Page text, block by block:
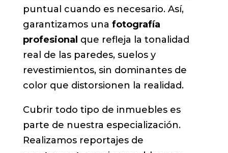
puntual cuando es necesario. Así,
garantizamos una fotografía
profesional que refleja la tonalidad
real de las paredes, suelos y
revestimientos, sin dominantes de
color que distorsionen la realidad.
Cubrir todo tipo de inmuebles es
parte de nuestra especialización.
Realizamos reportajes de